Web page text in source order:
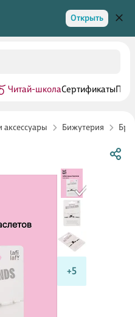
Открыть
Читай-школаСертификаты
Бижутерия
+5